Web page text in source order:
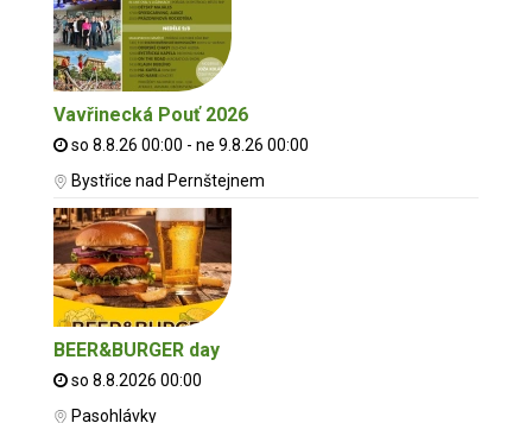
Vavřinecká Pouť 2026
so 8.8.26 00:00 - ne 9.8.26 00:00
Bystřice nad Pernštejnem
BEER&BURGER day
so 8.8.2026 00:00
Pasohlávky